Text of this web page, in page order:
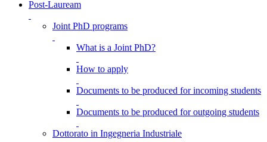
Post-Lauream
Joint PhD programs
What is a Joint PhD?
How to apply
Documents to be produced for incoming students
Documents to be produced for outgoing students
Dottorato in Ingegneria Industriale